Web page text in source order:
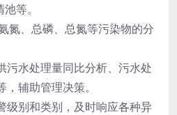
等。
氮、总磷、总氮等污染物的分
污水处理量同比分析、污水处
辅助管理决策。
级别和类别，及时响应各种异